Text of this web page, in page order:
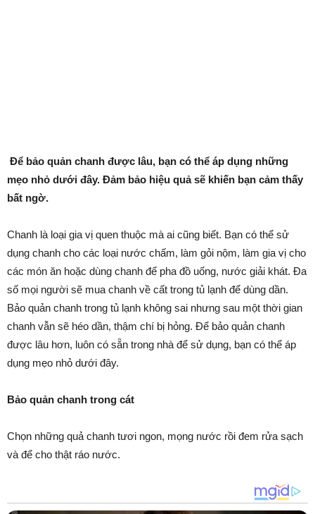
Để bảo quản chanh được lâu, bạn có thể áp dụng những
mẹo nhỏ dưới đây. Đảm bảo hiệu quả sẽ khiến bạn cảm thấy
bất ngờ.
Chanh là loại gia vị quen thuộc mà ai cũng biết. Bạn có thể sử
dụng chanh cho các loại nước chấm, làm gỏi nộm, làm gia vị cho
các món ăn hoặc dùng chanh để pha đồ uống, nước giải khát. Đa
số mọi người sẽ mua chanh về cất trong tủ lạnh để dùng dần.
Bảo quản chanh trong tủ lạnh không sai nhưng sau một thời gian
chanh vẫn sẽ héo dần, thậm chí bị hỏng. Để bảo quản chanh
được lâu hơn, luôn có sẵn trong nhà để sử dụng, bạn có thể áp
dụng mẹo nhỏ dưới đây.
Bảo quản chanh trong cát
Chọn những quả chanh tươi ngon, mọng nước rồi đem rửa sạch
và để cho thật ráo nước.